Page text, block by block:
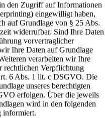
den Zugriff auf Informationen
eingewilligt haben,
auf Grundlage von § 25 Abs.
widerrufbar. Sind Ihre Daten
vorvertraglicher
Ihre Daten auf Grundlage
verarbeiten wir Ihre
rechtlichen Verpflichtung
6 Abs. 1 lit. c DSGVO. Die
unseres berechtigten
erfolgen. Über die jeweils
wird in den folgenden
informiert.